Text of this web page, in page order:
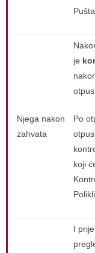
Njega nakon
zahvata
je
Po
koji
I